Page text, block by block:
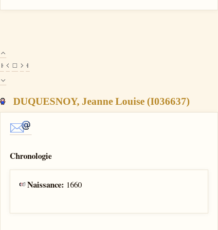
DUQUESNOY, Jeanne Louise (I036637)
Chronologie
Naissance: 1660